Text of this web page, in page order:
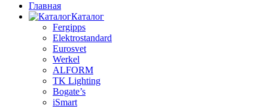
Главная
Каталог
Fergipps
Elektrostandard
Eurosvet
Werkel
ALFORM
TK Lighting
Bogate’s
iSmart